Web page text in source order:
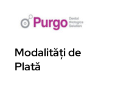
Modalități de
Plată